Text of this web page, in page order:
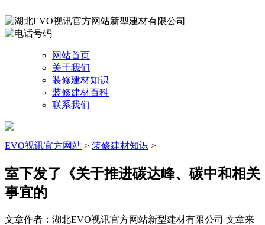
网站首页
关于我们
装修建材知识
装修建材百科
联系我们
EVO视讯官方网站 > 装修建材知识 >
室下发了《关于推进碳达峰、碳中和相关
事宜的
文章作者：湖北EVO视讯官方网站新型建材有限公司 文章来